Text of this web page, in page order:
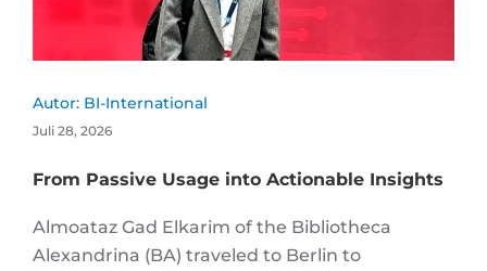
Autor: BI-International
Juli 28, 2026
From Passive Usage into Actionable Insights
Almoataz Gad Elkarim of the Bibliotheca
Alexandrina (BA) traveled to Berlin to